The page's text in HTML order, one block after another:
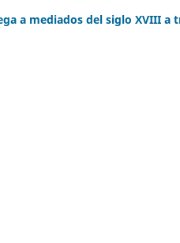
a mediados del siglo XVIII a